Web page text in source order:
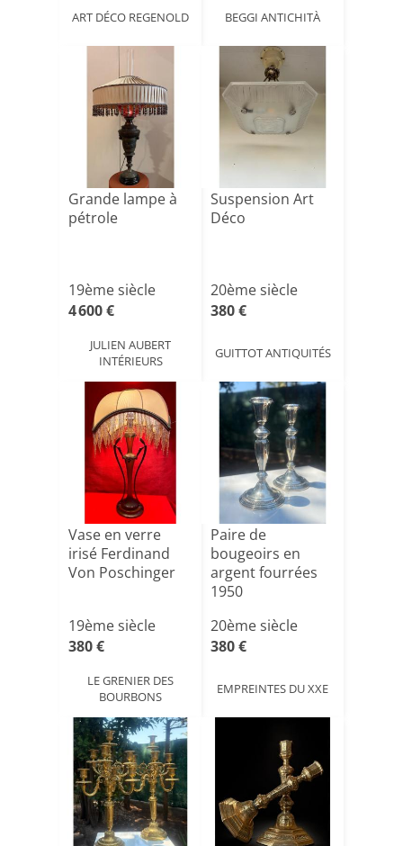
ART DÉCO REGENOLD BEGGI ANTICHITÀ
Grande lampe à
pétrole
19ème siècle
4 600 €
JULIEN AUBERT
INTÉRIEURS
Suspension Art
Déco
20ème siècle
380 €
GUITTOT ANTIQUITÉS
Vase en verre
irisé Ferdinand
Von Poschinger
19ème siècle
380 €
LE GRENIER DES
BOURBONS
Paire de
bougeoirs en
argent fourrées
1950
20ème siècle
380 €
EMPREINTES DU XXE